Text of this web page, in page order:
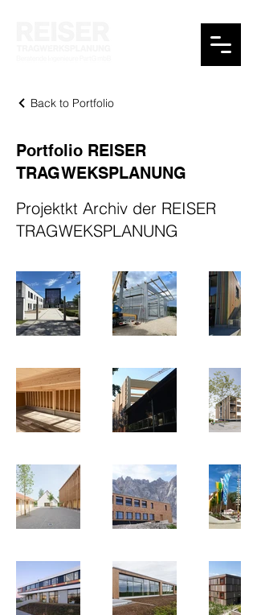
Back to Portfolio
Portfolio REISER
TRAGWEKSPLANUNG
Projektkt Archiv der REISER
TRAGWEKSPLANUNG